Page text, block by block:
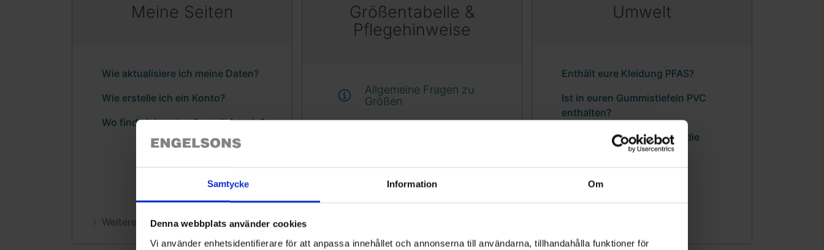
Samtycke Information Om
Denna webbplats använder cookies
Vi använder enhetsidentifierare för att anpassa innehållet och annonserna till användarna, tillhandahålla funktioner för